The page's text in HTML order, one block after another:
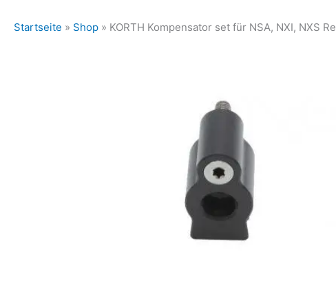
Startseite » Shop » KORTH Kompensator set für NSA, NXI, NXS